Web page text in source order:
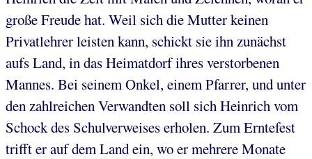
große Freude hat. Weil sich die Mutter keinen
Privatlehrer leisten kann, schickt sie ihn zunächst
aufs Land, in das Heimatdorf ihres verstorbenen
Mannes. Bei seinem Onkel, einem Pfarrer, und unter
den zahlreichen Verwandten soll sich Heinrich vom
Schock des Schulverweises erholen. Zum Erntefest
trifft er auf dem Land ein, wo er mehrere Monate